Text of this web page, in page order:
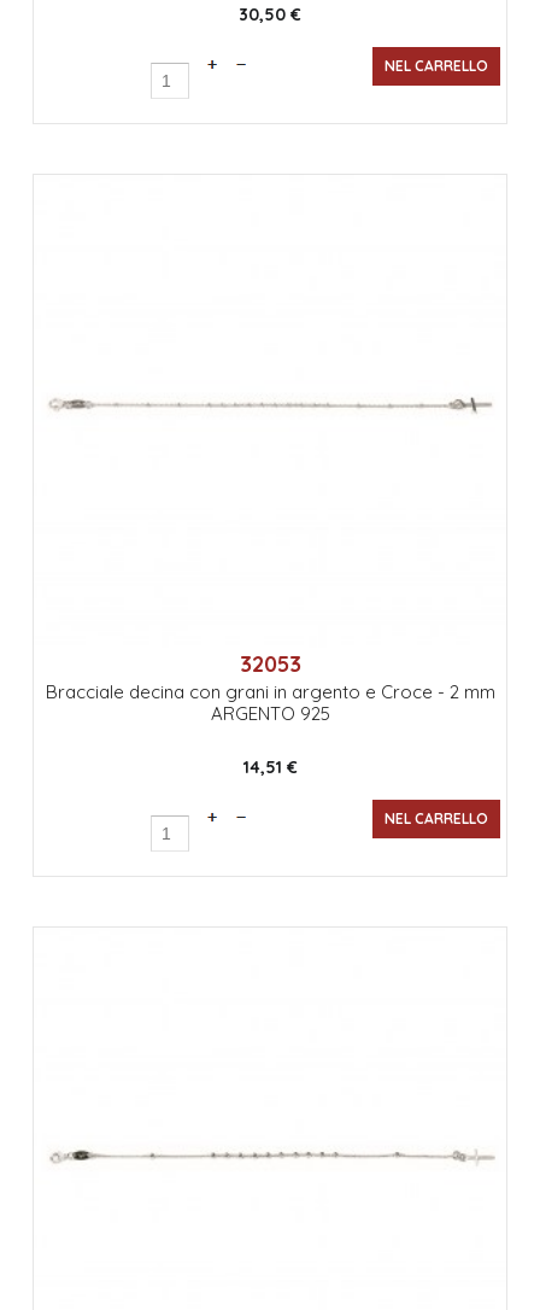
30,50 €
32053
Bracciale decina con grani in argento e Croce - 2 mm
ARGENTO 925
14,51 €